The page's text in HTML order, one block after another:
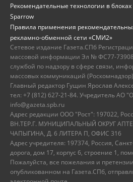
Рекомендательные технологии в
Sparrow
Правила применения
рекламно-обменной сети «СМИ2»
Сетевое издание Газета.СПб
массовой информации Эл № ФС77-
службой по надзору в сфере связи,
массовых коммуникаций
Главный редактор Гущин Ярослав
тел: +7 (812) 627-21-84. Учредитель АО
info@gazeta.spb.ru
Адрес редакции ООО "Рост": 197022,
ВН.ТЕР.Г. МУНИЦИПАЛЬНЫЙ ОКРУГ
ЧАПЫГИНА, Д. 6 ЛИТЕРА П, ОФИС 316
Адрес учредителя: 197374, Россия,
дорога, дом 17, корпус 6, строение 1,
Пожалуйста, все пожелания и
опубликованном на Газета.СПб,